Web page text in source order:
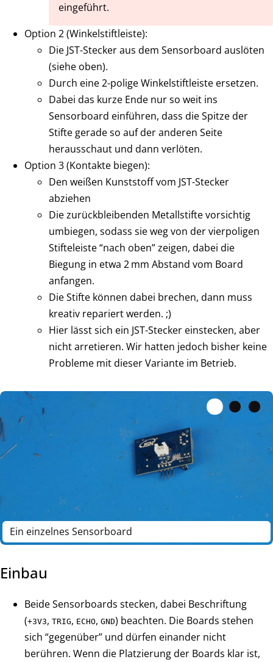
eingeführt.
Option 2 (Winkelstiftleiste):
Die JST-Stecker aus dem Sensorboard auslöten
(siehe oben).
Durch eine 2-polige Winkelstiftleiste ersetzen.
Dabei das kurze Ende nur so weit ins
Sensorboard einführen, dass die Spitze der
Stifte gerade so auf der anderen Seite
herausschaut und dann verlöten.
Option 3 (Kontakte biegen):
Den weißen Kunststoff vom JST-Stecker
abziehen
Die zurückbleibenden Metallstifte vorsichtig
umbiegen, sodass sie weg von der vierpoligen
Stifteleiste “nach oben” zeigen, dabei die
Biegung in etwa 2 mm Abstand vom Board
anfangen.
Die Stifte können dabei brechen, dann muss
kreativ repariert werden. ;)
Hier lässt sich ein JST-Stecker einstecken, aber
nicht arretieren. Wir hatten jedoch bisher keine
Probleme mit dieser Variante im Betrieb.
Ein einzelnes Sensorboard
Einbau
Beide Sensorboards stecken, dabei Beschriftung
(+3V3, TRIG, ECHO, GND) beachten. Die Boards stehen
sich “gegenüber” und dürfen einander nicht
berühren. Wenn die Platzierung der Boards klar ist,